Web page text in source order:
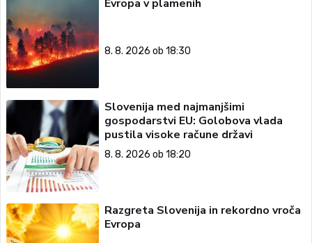
Evropa v plamenih
8. 8. 2026 ob 18:30
Slovenija med najmanjšimi
gospodarstvi EU: Golobova vlada
pustila visoke račune državi
8. 8. 2026 ob 18:20
Razgreta Slovenija in rekordno vroča
Evropa